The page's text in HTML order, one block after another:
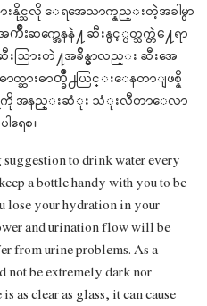
နိုင္သလို ေရအေသာက္နည္းတဲ့အခါမွာ
ဆက္အေနနဲ႔ ဆီးနွင့္ပတ္သက္တဲ႔ေရာ
းသြားတဲ႔အခ်ိန္မွာလည္း ဆီးအေ
တ္ဆားဓာတ္ခ်ိဳ႕ယြင္းေနတာျဖစ္နိ
႔ကို အနည္းဆံုး သံုးလီတာေလာ
ေစ။
to drink water every
a bottle handy with you to be
lose your hydration in your
and urination flow will be
from urine problems. As a
not be extremely dark nor
as clear as glass, it can cause